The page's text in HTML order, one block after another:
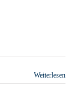
Weiterlesen